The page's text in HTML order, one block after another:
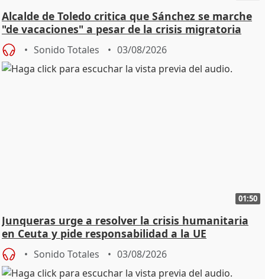
Alcalde de Toledo critica que Sánchez se marche
"de vacaciones" a pesar de la crisis migratoria
Sonido Totales 03/08/2026
01:50
Junqueras urge a resolver la crisis humanitaria
en Ceuta y pide responsabilidad a la UE
Sonido Totales 03/08/2026